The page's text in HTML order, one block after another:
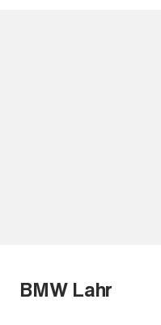
BMW Lahr